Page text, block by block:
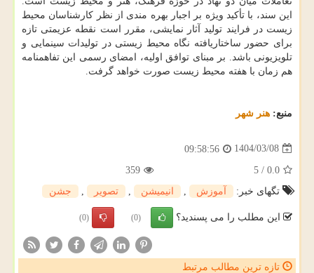
این سند، با تأکید ویژه بر اجبار بهره مندی از نظر کارشناسان محیط
زیست در فرایند تولید آثار نمایشی، مقرر است نقطه عزیمتی تازه
برای حضور ساختاریافته نگاه محیط زیستی در تولیدات سینمایی و
تلویزیونی باشد. بر مبنای توافق اولیه، امضای رسمی این تفاهمنامه
هم زمان با هفته محیط زیست صورت خواهد گرفت.
منبع: هنر شهر
1404/03/08
09:58:56
0.0
/
5
359
تگهای خبر:
آموزش انیمیشن تصویر جشن
این مطلب را می پسندید؟ (0)
(0)
تازه ترین مطالب مرتبط